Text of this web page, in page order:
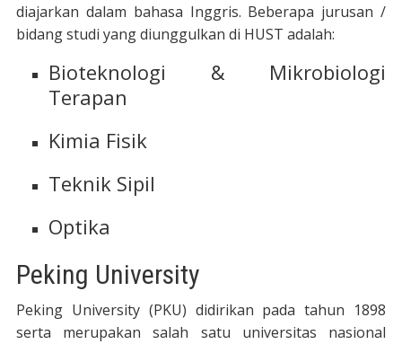
diajarkan dalam bahasa Inggris. Beberapa jurusan /
bidang studi yang diunggulkan di HUST adalah:
Bioteknologi & Mikrobiologi
Terapan
Kimia Fisik
Teknik Sipil
Optika
Peking University
Peking University (PKU) didirikan pada tahun 1898
serta merupakan salah satu universitas nasional